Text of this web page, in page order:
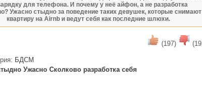
для телефона. И почему у неё айфон, а не разработка
Ужасно стыдно за поведение таких девушек, которые снимают
квартиру на Airnb и ведут себя как последние шлюхи.
(197)
БДСМ
Ужасно Сколково разработка себя